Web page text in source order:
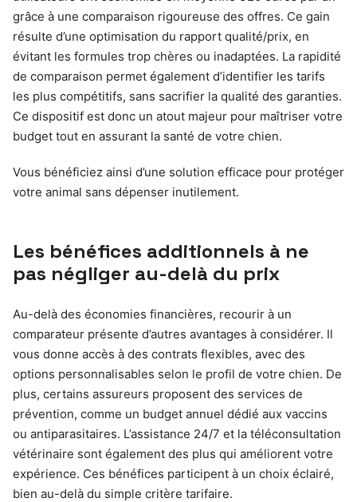
grâce à une comparaison rigoureuse des offres. Ce gain
résulte d’une optimisation du rapport qualité/prix, en
évitant les formules trop chères ou inadaptées. La rapidité
de comparaison permet également d’identifier les tarifs
les plus compétitifs, sans sacrifier la qualité des garanties.
Ce dispositif est donc un atout majeur pour maîtriser votre
budget tout en assurant la santé de votre chien.
Vous bénéficiez ainsi d’une solution efficace pour protéger
votre animal sans dépenser inutilement.
Les bénéfices additionnels à ne
pas négliger au-delà du prix
Au-delà des économies financières, recourir à un
comparateur présente d’autres avantages à considérer. Il
vous donne accès à des contrats flexibles, avec des
options personnalisables selon le profil de votre chien. De
plus, certains assureurs proposent des services de
prévention, comme un budget annuel dédié aux vaccins
ou antiparasitaires. L’assistance 24/7 et la téléconsultation
vétérinaire sont également des plus qui améliorent votre
expérience. Ces bénéfices participent à un choix éclairé,
bien au-delà du simple critère tarifaire.